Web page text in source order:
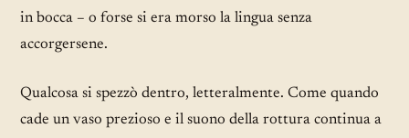
in bocca – o forse si era morso la lingua senza
accorgersene.
Qualcosa si spezzò dentro, letteralmente. Come quando
cade un vaso prezioso e il suono della rottura continua a